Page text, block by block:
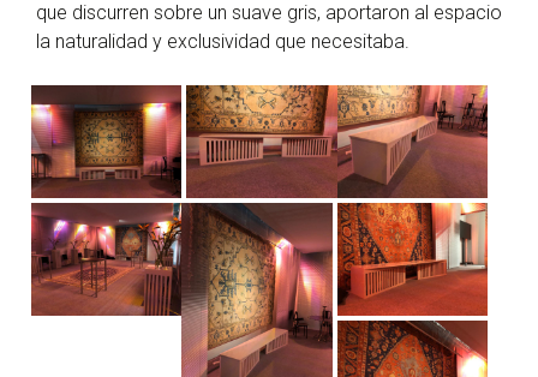
que discurren sobre un suave gris, aportaron al espacio
la naturalidad y exclusividad que necesitaba.